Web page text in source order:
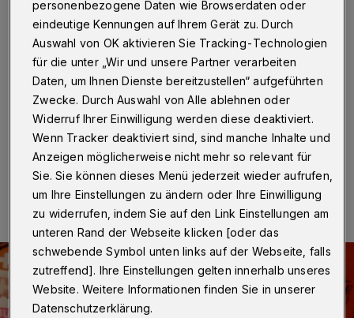
Wuppertal·Nach einer langen Corona-Pause öffnet
die Philatelistische Bibliothek Wuppertal ihre Türe für
Besucherinnen und Besucher. Damit ist wieder eine
Ausleihe vor Ort möglich. Auch der reichliche
Dublettenbestand wartet auf Interessierte.
07.07.2021 , 06:30 Uhr Eine Minute Lesezeit
personenbezogene Daten wie Browserdaten oder
eindeutige Kennungen auf Ihrem Gerät zu. Durch
Auswahl von OK aktivieren Sie Tracking-Technologien
für die unter „Wir und unsere Partner verarbeiten
Daten, um Ihnen Dienste bereitzustellen“ aufgeführten
Zwecke. Durch Auswahl von Alle ablehnen oder
Widerruf Ihrer Einwilligung werden diese deaktiviert.
Wenn Tracker deaktiviert sind, sind manche Inhalte und
Anzeigen möglicherweise nicht mehr so relevant für
Sie. Sie können dieses Menü jederzeit wieder aufrufen,
um Ihre Einstellungen zu ändern oder Ihre Einwilligung
zu widerrufen, indem Sie auf den Link Einstellungen am
unteren Rand der Webseite klicken [oder das
schwebende Symbol unten links auf der Webseite, falls
zutreffend]. Ihre Einstellungen gelten innerhalb unseres
Website. Weitere Informationen finden Sie in unserer
Datenschutzerklärung.